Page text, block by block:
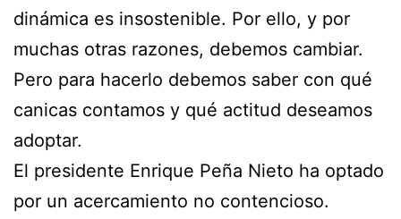
dinámica es insostenible. Por ello, y por
muchas otras razones, debemos cambiar.
Pero para hacerlo debemos saber con qué
canicas contamos y qué actitud deseamos
adoptar.
El presidente Enrique Peña Nieto ha optado
por un acercamiento no contencioso.